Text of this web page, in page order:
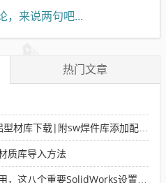
，来说两句吧...
热门文章
下载|附sw焊件库添加配置使用教程
质库导入方法
要SolidWorks设置可以提高你的画图效率